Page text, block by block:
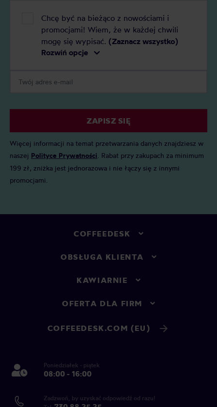
Chcę być na bieżąco z nowościami i
promocjami! Wiem, że w każdej chwili
mogę się wypisać. (Zaznacz wszystko)
Rozwiń opcje
ZAPISZ SIĘ
Więcej informacji na temat przetwarzania danych znajdziesz w
naszej Polityce Prywatności . Rabat przy zakupach za minimum
199 zł, zniżka jest jednorazowa i nie łączy się z innymi
promocjami.
COFFEEDESK
OBSŁUGA KLIENTA
KAWIARNIE
OFERTA DLA FIRM
COFFEEDESK.COM (EU)
Poniedziałek - piątek
08:00 - 16:00
Zadzwoń, by uzyskać odpowiedź od razu!